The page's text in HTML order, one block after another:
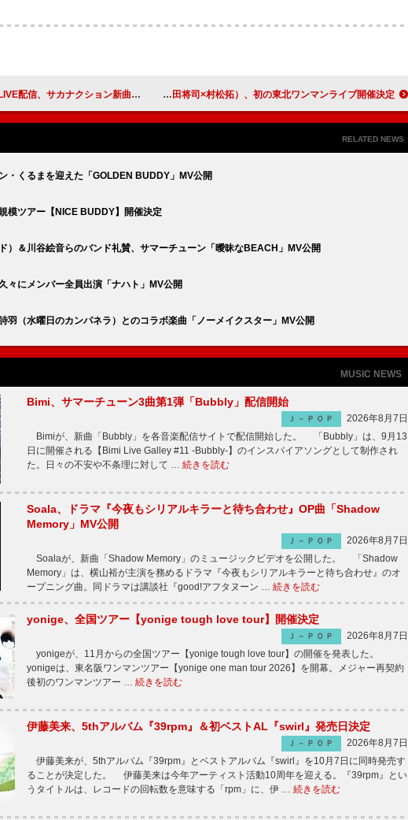
サカナクション新曲「怪獣」生歌初披露も とまとくらぶ（山田将司×村松拓）、初の東北ワンマンライブ開催決定
RELATED NEWS
・くるまを迎えた「GOLDEN BUDDY」MV公開
模ツアー【NICE BUDDY】開催決定
）＆川谷絵音らのバンド礼賛、サマーチューン「曖昧なBEACH」MV公開
々にメンバー全員出演「ナハト」MV公開
羽（水曜日のカンパネラ）とのコラボ楽曲「ノーメイクスター」MV公開
MUSIC NEWS
Bimi、サマーチューン3曲第1弾「Bubbly」配信開始
Ｊ－ＰＯＰ
2026年8月7日
Bimiが、新曲「Bubbly」を各音楽配信サイトで配信開始した。 「Bubbly」は、9月13
日に開催される【Bimi Live Galley #11 -Bubbly-】のインスパイアソングとして制作され
た。日々の不安や不条理に対して … 続きを読む
Soala、ドラマ『今夜もシリアルキラーと待ち合わせ』OP曲「Shadow
Memory」MV公開
Ｊ－ＰＯＰ
2026年8月7日
Soalaが、新曲「Shadow Memory」のミュージックビデオを公開した。 「Shadow
Memory」は、横山裕が主演を務めるドラマ『今夜もシリアルキラーと待ち合わせ』のオ
ープニング曲。同ドラマは講談社『good!アフタヌーン … 続きを読む
yonige、全国ツアー【yonige tough love tour】開催決定
Ｊ－ＰＯＰ
2026年8月7日
yonigeが、11月からの全国ツアー【yonige tough love tour】の開催を発表した。
yonigeは、東名阪ワンマンツアー【yonige one man tour 2026】を開幕。メジャー再契約
後初のワンマンツアー … 続きを読む
伊藤美来、5thアルバム『39rpm』＆初ベストAL『swirl』発売日決定
Ｊ－ＰＯＰ
2026年8月7日
伊藤美来が、5thアルバム『39rpm』とベストアルバム『swirl』を10月7日に同時発売す
ることが決定した。 伊藤美来は今年アーティスト活動10周年を迎える。『39rpm』とい
うタイトルは、レコードの回転数を意味する「rpm」に、伊 … 続きを読む